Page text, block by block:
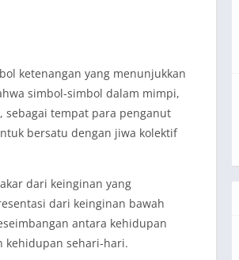
ketenangan yang menunjukkan
simbol-simbol dalam mimpi,
tempat para penganut
bersatu dengan jiwa kolektif
dari keinginan yang
dari keinginan bawah
antara kehidupan
kehidupan sehari-hari.